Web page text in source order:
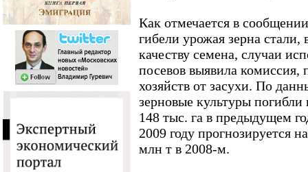
Как отмечается в
гибели урожая зерна стали,
качеству семена, случаи
посевов выявила
хозяйств от засухи. По
зерновые культуры
148 тыс. га в предыдущем
2009 году прогнозируется
млн т в 2008-м.